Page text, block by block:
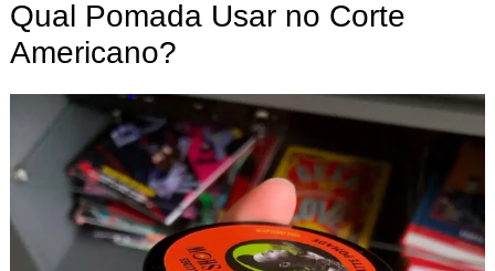
Qual Pomada Usar no Corte
Americano?